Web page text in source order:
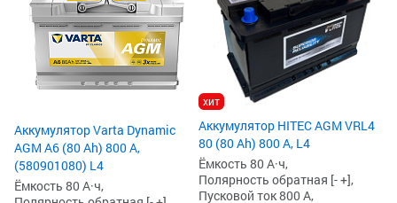
Аккумулятор Varta Dynamic
AGM A6 (80 Ah) 800 А,
(580901080) L4
Ёмкость 80 А·ч,
хит
Аккумулятор HITEC AGM VRL4
80 (80 Ah) 800 А, L4
Ёмкость 80 А·ч,
Полярность обратная [- +],
Пусковой ток 800 А,